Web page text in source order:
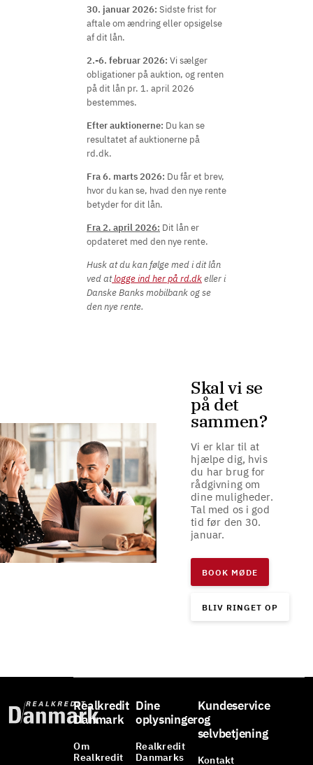
30. januar 2026: Sidste frist for
aftale om ændring eller opsigelse
af dit lån.
2.-6. februar 2026: Vi sælger
obligationer på auktion, og renten
på dit lån pr. 1. april 2026
bestemmes.
Efter auktionerne: Du kan se
resultatet af auktionerne på
rd.dk.
Fra 6. marts 2026: Du får et brev,
hvor du kan se, hvad den nye rente
betyder for dit lån.
Fra 2. april 2026: Dit lån er
opdateret med den nye rente.
Husk at du kan følge med i dit lån
ved atlogge ind her på rd.dkeller i
Danske Banks mobilbank og se
den nye rente.
Skal vi se
på det
sammen?
Vi er klar til at
hjælpe dig, hvis
du har brug for
rådgivning om
dine muligheder.
Tal med os i god
tid før den 30.
januar.
BOOK MØDE
BLIV RINGET OP
Realkredit
Danmark
Om
Realkredit
Dine
oplysninger
Realkredit
Danmarks
Kundeservice
og
selvbetjening
Kontakt